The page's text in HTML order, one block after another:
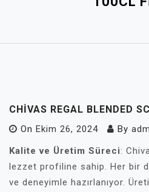
CHIVAS REGAL BLENDED
On Ekim 26, 2024 By
Kalite ve Üretim Süreci:
lezzet profiline sahip. Her bir
ve deneyimle hazırlanıyor.